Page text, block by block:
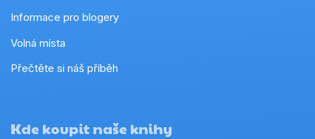
Informace pro blogery
Volná místa
Přečtěte si náš příběh
Kde koupit naše knihy